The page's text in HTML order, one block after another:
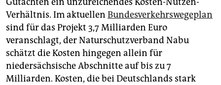
Verhältnis. Im aktuellen Bundesverkehrswegeplan
sind für das Projekt 3,7 Milliarden Euro
veranschlagt, der Naturschutzverband Nabu
schätzt die Kosten hingegen allein für
niedersächsische Abschnitte auf bis zu 7
Milliarden. Kosten, die bei Deutschlands stark